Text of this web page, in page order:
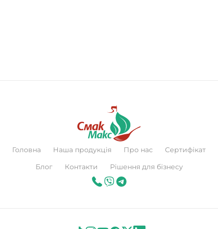
Головна Наша продукція Про нас
Сертифікат
Блог
Контакти Рішення для бізнесу